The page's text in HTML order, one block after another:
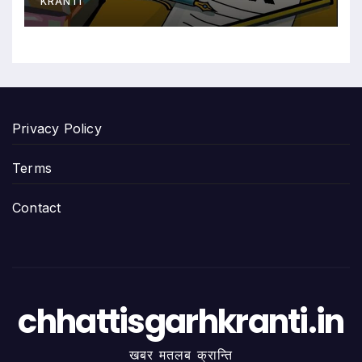
Privacy Policy
Terms
Contact
chhattisgarhkranti.in
खबर मतलब क्रान्ति